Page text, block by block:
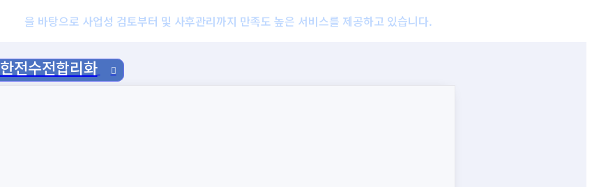
을 바탕으로 사업성 검토부터 및 사후관리까지 만족도 높은 서비스를 제공하고 있습니다.
한전수전합리화